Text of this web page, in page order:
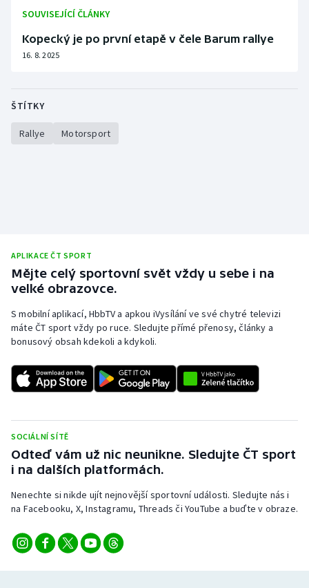
SOUVISEJÍCÍ ČLÁNKY
Kopecký je po první etapě v čele Barum rallye
16. 8. 2025
ŠTÍTKY
Rallye Motorsport
APLIKACE ČT SPORT
Mějte celý sportovní svět vždy u sebe i na
velké obrazovce.
S mobilní aplikací, HbbTV a apkou iVysílání ve své chytré televizi
máte ČT sport vždy po ruce. Sledujte přímé přenosy, články a
bonusový obsah kdekoli a kdykoli.
SOCIÁLNÍ SÍTĚ
Odteď vám už nic neunikne. Sledujte ČT sport
i na dalších platformách.
Nenechte si nikde ujít nejnovější sportovní události. Sledujte nás i
na Facebooku, X, Instagramu, Threads či YouTube a buďte v obraze.